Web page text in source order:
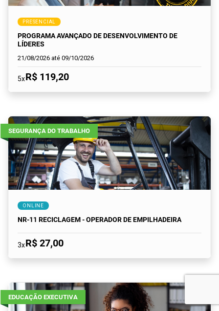
PRESENCIAL
PROGRAMA AVANÇADO DE DESENVOLVIMENTO DE
LÍDERES
21/08/2026 até 09/10/2026
5xR$ 119,20
SEGURANÇA DO TRABALHO
ONLINE
NR-11 RECICLAGEM - OPERADOR DE EMPILHADEIRA
3xR$ 27,00
EDUCAÇÃO EXECUTIVA